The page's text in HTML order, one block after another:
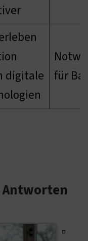
digitale
für
Antworten
▫